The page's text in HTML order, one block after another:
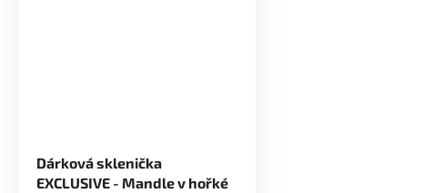
Dárková sklenička
EXCLUSIVE - Mandle v hořké